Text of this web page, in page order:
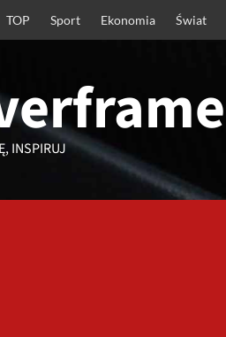
TOP Sport Ekonomia Świat
INSPIRUJ